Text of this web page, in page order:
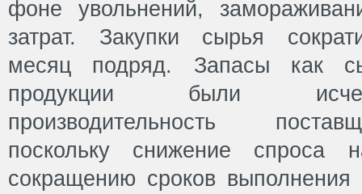
фоне увольнений,
затрат. Закупки сырья
месяц подряд. Запасы как
продукции были
производительность
поскольку снижение
сокращению сроков выполнения